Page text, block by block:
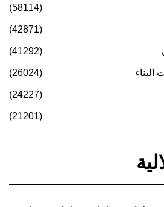
(58114)
(42871)
(41292)
البناء (26024)
(24227)
(21201)